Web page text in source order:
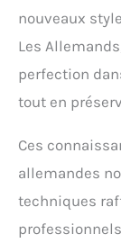
nouveaux
Les
perfection
tout en
Ces
allemandes
techniques